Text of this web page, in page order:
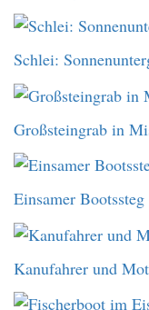
Schlei:
Großsteingrab in
Einsamer
Kanufahrer und